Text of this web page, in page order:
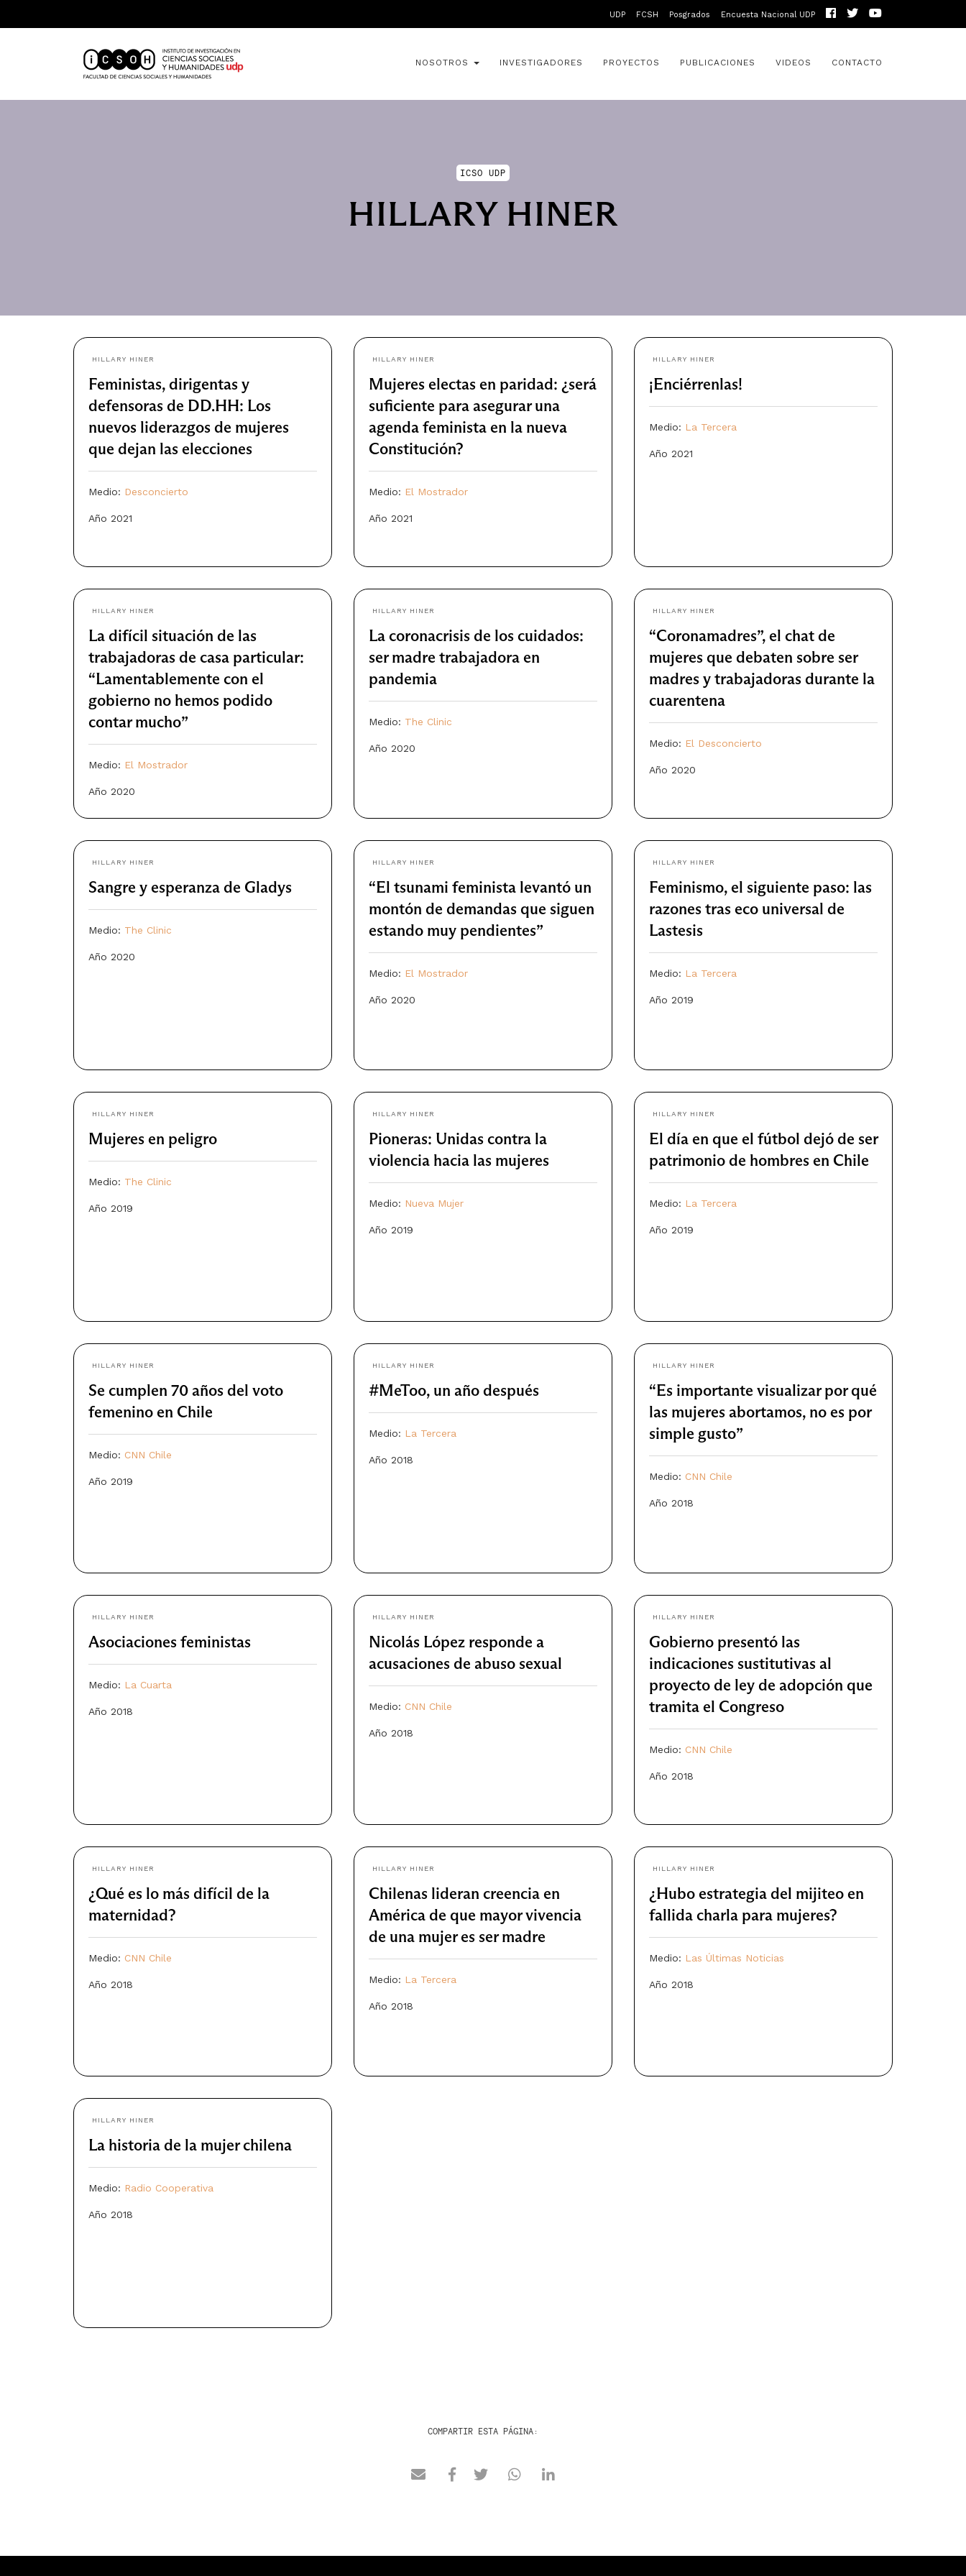
UDP FCSH Posgrados Encuesta Nacional UDP
NOSOTROS INVESTIGADORES PROYECTOS PUBLICACIONES VIDEOS CONTACTO
ICSO UDP
HILLARY HINER
HILLARY HINER
Feministas, dirigentas y
defensoras de DD.HH: Los
nuevos liderazgos de mujeres
que dejan las elecciones
Medio: Desconcierto
Año 2021
HILLARY HINER
Mujeres electas en paridad: ¿será
suficiente para asegurar una
agenda feminista en la nueva
Constitución?
Medio: El Mostrador
Año 2021
HILLARY HINER
¡Enciérrenlas!
Medio: La Tercera
Año 2021
HILLARY HINER
La difícil situación de las
trabajadoras de casa particular:
“Lamentablemente con el
gobierno no hemos podido
contar mucho”
Medio: El Mostrador
Año 2020
HILLARY HINER
La coronacrisis de los cuidados:
ser madre trabajadora en
pandemia
Medio: The Clinic
Año 2020
HILLARY HINER
“Coronamadres”, el chat de
mujeres que debaten sobre ser
madres y trabajadoras durante la
cuarentena
Medio: El Desconcierto
Año 2020
HILLARY HINER
Sangre y esperanza de Gladys
Medio: The Clinic
Año 2020
HILLARY HINER
“El tsunami feminista levantó un
montón de demandas que siguen
estando muy pendientes”
Medio: El Mostrador
Año 2020
HILLARY HINER
Feminismo, el siguiente paso: las
razones tras eco universal de
Lastesis
Medio: La Tercera
Año 2019
HILLARY HINER
Mujeres en peligro
Medio: The Clinic
Año 2019
HILLARY HINER
Pioneras: Unidas contra la
violencia hacia las mujeres
Medio: Nueva Mujer
Año 2019
HILLARY HINER
El día en que el fútbol dejó de ser
patrimonio de hombres en Chile
Medio: La Tercera
Año 2019
HILLARY HINER
Se cumplen 70 años del voto
femenino en Chile
Medio: CNN Chile
Año 2019
HILLARY HINER
#MeToo, un año después
Medio: La Tercera
Año 2018
HILLARY HINER
“Es importante visualizar por qué
las mujeres abortamos, no es por
simple gusto”
Medio: CNN Chile
Año 2018
HILLARY HINER
Asociaciones feministas
Medio: La Cuarta
Año 2018
HILLARY HINER
Nicolás López responde a
acusaciones de abuso sexual
Medio: CNN Chile
Año 2018
HILLARY HINER
Gobierno presentó las
indicaciones sustitutivas al
proyecto de ley de adopción que
tramita el Congreso
Medio: CNN Chile
Año 2018
HILLARY HINER
¿Qué es lo más difícil de la
maternidad?
Medio: CNN Chile
Año 2018
HILLARY HINER
Chilenas lideran creencia en
América de que mayor vivencia
de una mujer es ser madre
Medio: La Tercera
Año 2018
HILLARY HINER
¿Hubo estrategia del mijiteo en
fallida charla para mujeres?
Medio: Las Últimas Noticias
Año 2018
HILLARY HINER
La historia de la mujer chilena
Medio: Radio Cooperativa
Año 2018
COMPARTIR ESTA PÁGINA: